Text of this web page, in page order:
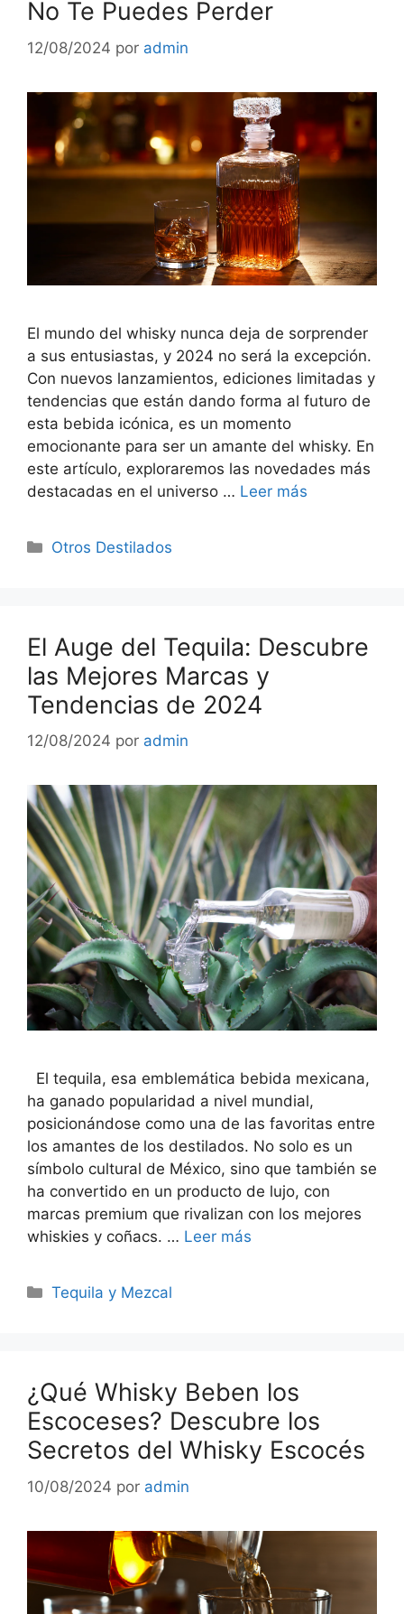
No Te Puedes Perder
12/08/2024 por admin
El mundo del whisky nunca deja de sorprender
a sus entusiastas, y 2024 no será la excepción.
Con nuevos lanzamientos, ediciones limitadas y
tendencias que están dando forma al futuro de
esta bebida icónica, es un momento
emocionante para ser un amante del whisky. En
este artículo, exploraremos las novedades más
destacadas en el universo … Leer más
Categorías
Otros Destilados
El Auge del Tequila: Descubre
las Mejores Marcas y
Tendencias de 2024
12/08/2024 por admin
El tequila, esa emblemática bebida mexicana,
ha ganado popularidad a nivel mundial,
posicionándose como una de las favoritas entre
los amantes de los destilados. No solo es un
símbolo cultural de México, sino que también se
ha convertido en un producto de lujo, con
marcas premium que rivalizan con los mejores
whiskies y coñacs. … Leer más
Categorías
Tequila y Mezcal
¿Qué Whisky Beben los
Escoceses? Descubre los
Secretos del Whisky Escocés
10/08/2024 por admin